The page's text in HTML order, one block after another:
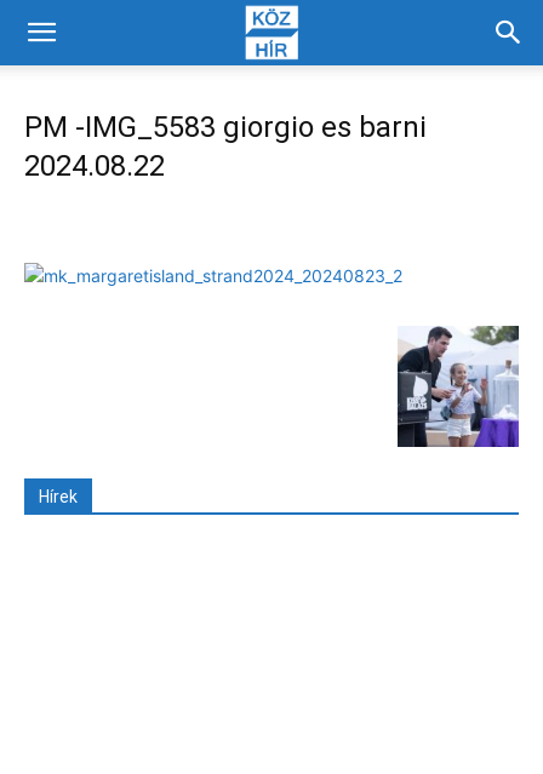
PM -IMG_5583 giorgio es barni
2024.08.22
Hírek